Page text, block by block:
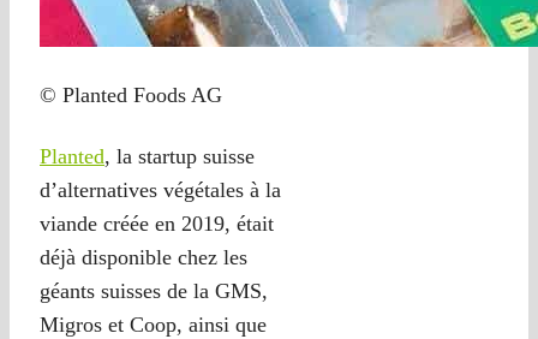
© Planted Foods AG
Planted, la startup suisse
d’alternatives végétales à la
viande créée en 2019, était
déjà disponible chez les
géants suisses de la GMS,
Migros et Coop, ainsi que